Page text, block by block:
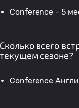
Conference - 5
Сколько всего
текущем сезоне?
Conference